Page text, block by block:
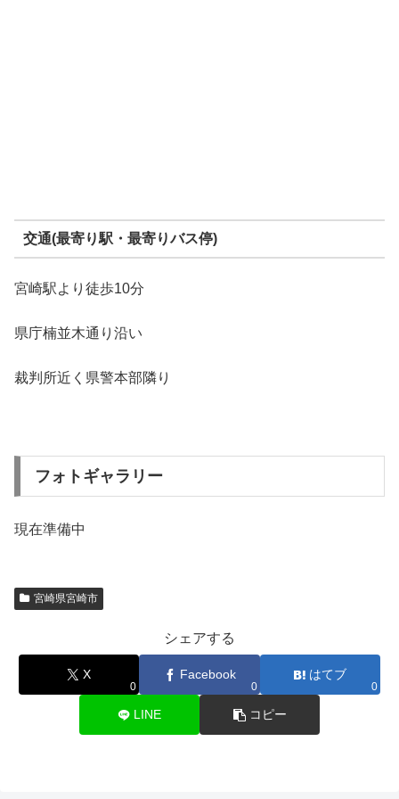
交通(最寄り駅・最寄りバス停)
宮崎駅より徒歩10分
県庁楠並木通り沿い
裁判所近く県警本部隣り
フォトギャラリー
現在準備中
宮崎県宮崎市
シェアする
X
0
Facebook
0
はてブ
0
LINE コピー